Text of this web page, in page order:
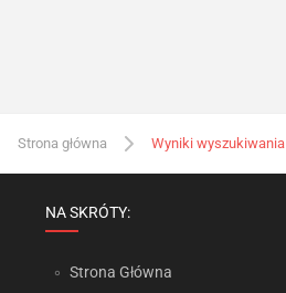
Strona główna Wyniki wyszukiwania
NA SKRÓTY:
Strona Główna